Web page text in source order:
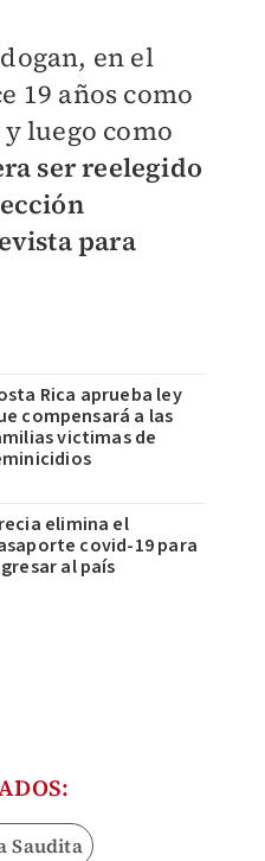
en el
19 años como
luego como
ser reelegido
para
Rica aprueba ley
compensará a las
victimas de
elimina el
covid-19 para
al país
Saudita